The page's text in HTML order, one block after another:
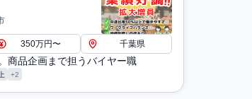
350万円〜 千葉県
商品企画まで担うバイヤー職
+2